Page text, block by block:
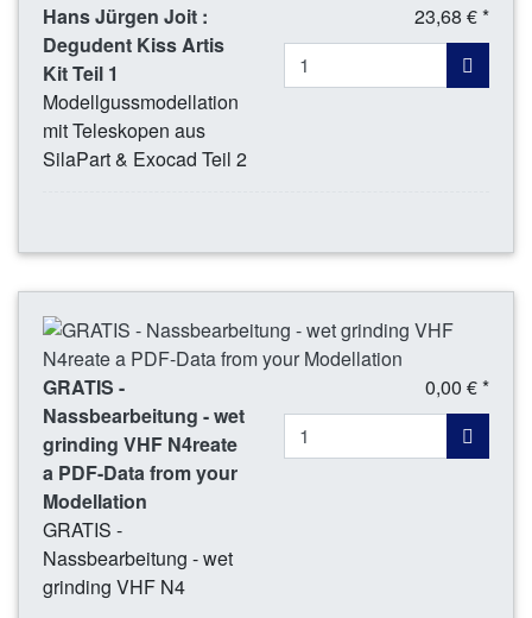
Hans Jürgen Joit :
Degudent Kiss Artis
Kit Teil 1
Modellgussmodellation
mit Teleskopen aus
SilaPart & Exocad Teil 2
23,68 € *
GRATIS -
Nassbearbeitung - wet
grinding VHF N4reate
a PDF-Data from your
Modellation
GRATIS -
Nassbearbeitung - wet
grinding VHF N4
0,00 € *